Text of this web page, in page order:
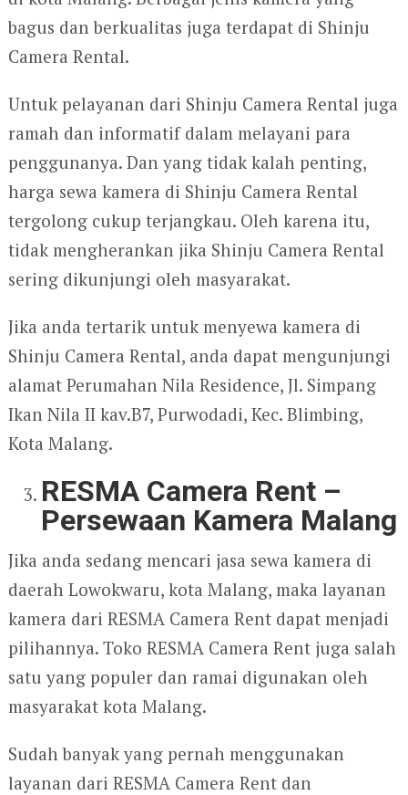
bagus dan berkualitas juga terdapat di Shinju
Camera Rental.
Untuk pelayanan dari Shinju Camera Rental juga
ramah dan informatif dalam melayani para
penggunanya. Dan yang tidak kalah penting,
harga sewa kamera di Shinju Camera Rental
tergolong cukup terjangkau. Oleh karena itu,
tidak mengherankan jika Shinju Camera Rental
sering dikunjungi oleh masyarakat.
Jika anda tertarik untuk menyewa kamera di
Shinju Camera Rental, anda dapat mengunjungi
alamat Perumahan Nila Residence, Jl. Simpang
Ikan Nila II kav.B7, Purwodadi, Kec. Blimbing,
Kota Malang.
RESMA Camera Rent –
Persewaan Kamera Malang
Jika anda sedang mencari jasa sewa kamera di
daerah Lowokwaru, kota Malang, maka layanan
kamera dari RESMA Camera Rent dapat menjadi
pilihannya. Toko RESMA Camera Rent juga salah
satu yang populer dan ramai digunakan oleh
masyarakat kota Malang.
Sudah banyak yang pernah menggunakan
layanan dari RESMA Camera Rent dan